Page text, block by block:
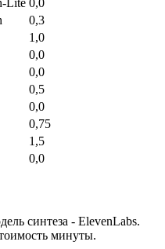
0,3
1,0
0,0
0,0
0,5
0,0
0,75
1,5
0,0
синтеза - ElevenLabs.
минуты.